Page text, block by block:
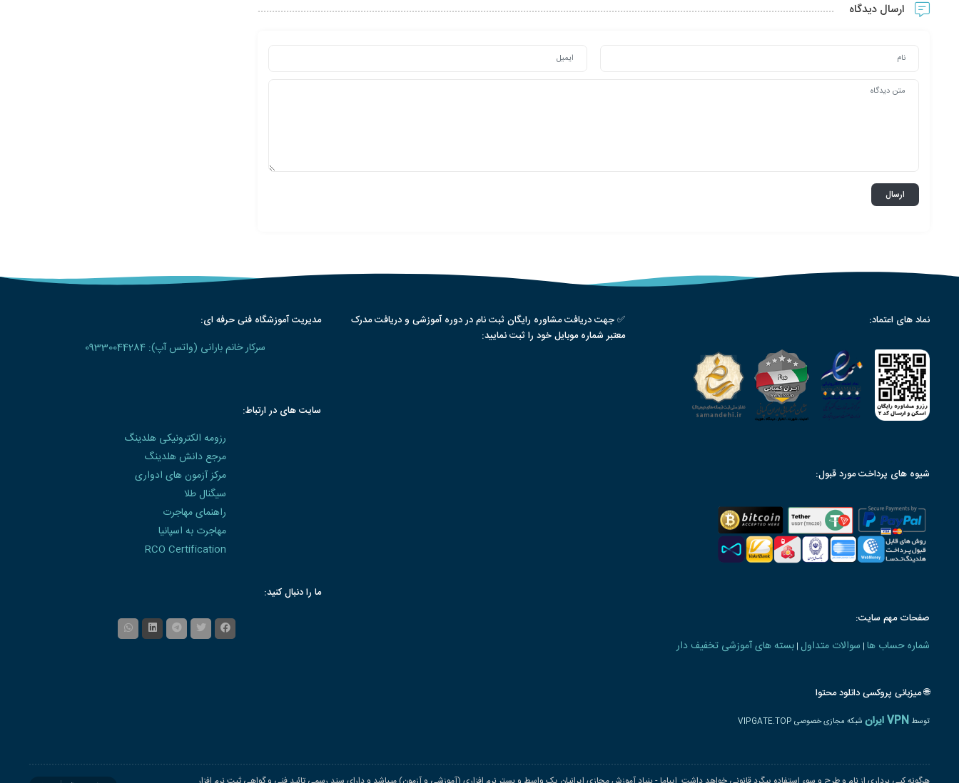
ارسال دیدگاه
نماد های اعتماد:
شیوه های پرداخت مورد قبول:
صفحات مهم سایت:
شماره حساب ها | سوالات متداول | بسته های آموزشی تخفیف دار
🌐 میزبانی پروکسی دانلود محتوا
توسط VPN ایران شبکه مجازی خصوصی VIPGATE.TOP
✅ جهت دریافت مشاوره رایگان ثبت نام در دوره آموزشی و دریافت مدرک
معتبر شماره موبایل خود را ثبت نمایید:
مدیریت آموزشگاه فنی حرفه ای:
سرکار خانم بارانی (واتس آپ): 09330044284
سایت های در ارتباط:
رزومه الکترونیکی هلدینگ
مرجع دانش هلدینگ
مرکز آزمون های ادواری
سیگنال طلا
راهنمای مهاجرت
مهاجرت به اسپانیا
RCO Certification
ما را دنبال کنید: